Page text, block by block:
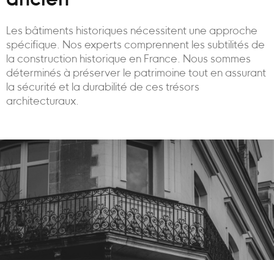
Les bâtiments historiques nécessitent une approche
spécifique. Nos experts comprennent les subtilités de
la construction historique en France. Nous sommes
déterminés à préserver le patrimoine tout en assurant
la sécurité et la durabilité de ces trésors
architecturaux.